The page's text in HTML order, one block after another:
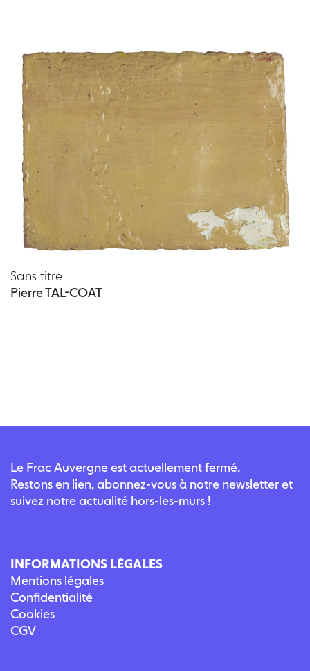
Sans titre
Pierre TAL-COAT
Le Frac Auvergne est actuellement fermé.
Restons en lien, abonnez-vous à notre newsletter et
suivez notre actualité hors-les-murs !
INFORMATIONS LÉGALES
Mentions légales
Confidentialité
Cookies
CGV